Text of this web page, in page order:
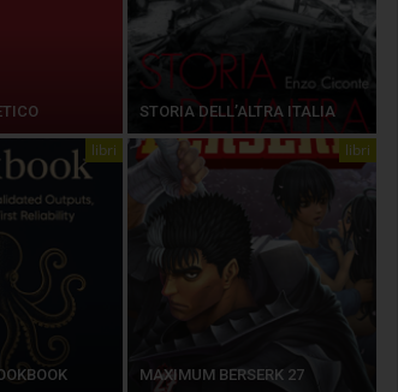
STORIA DELL’ALTRA ITALIA
libri libri
MAXIMUM BERSERK 27